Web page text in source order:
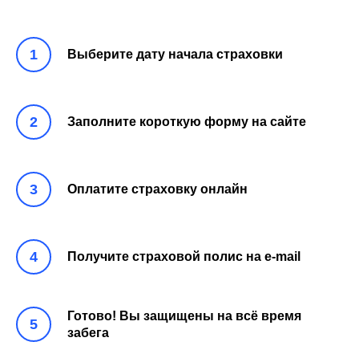
Выберите дату начала страховки
Заполните короткую форму на сайте
Оплатите страховку онлайн
Получите страховой полис на e-mail
Готово! Вы защищены на всё время
забега